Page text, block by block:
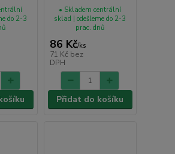
do 2-3
86 Kč/ks
71 Kč bez
DPH
• Skladem centrální
sklad | odešleme do 2-3
prac. dnů
Přidat do košíku